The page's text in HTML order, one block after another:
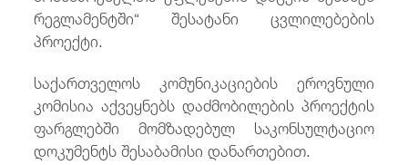
რეგლამენტში“ შესატანი ცვლილებების
პროექტი.
საქართველოს კომუნიკაციების ეროვნული
კომისია აქვეყნებს დაძმობილების პროექტის
ფარგლებში მომზადებულ საკონსულტაციო
დოკუმენტს შესაბამისი დანართებით.